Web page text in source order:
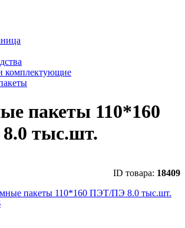
комплектующие
пакеты 110*160
тыс.шт.
ID товара: 18409